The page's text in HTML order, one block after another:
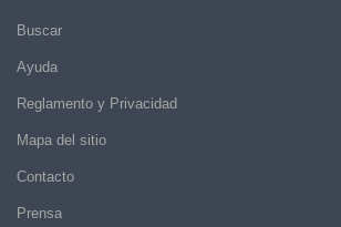
Buscar
Ayuda
Reglamento y Privacidad
Mapa del sitio
Contacto
Prensa